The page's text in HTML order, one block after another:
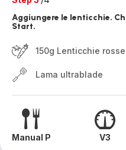
Aggiungere le lenticchie.
Start.
150g Lenticchie
Lama ultrablade
Manual P V3